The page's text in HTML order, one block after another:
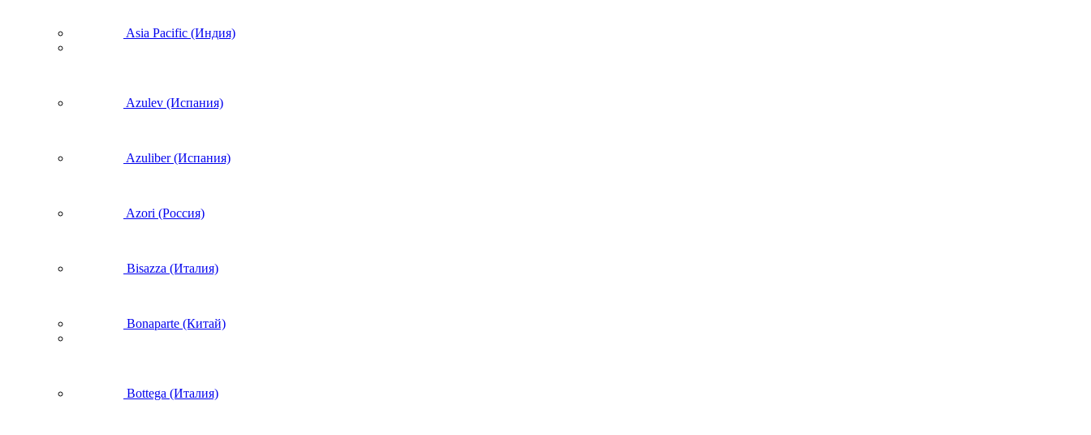
Asia Pacific (Индия)
Azulev (Испания)
Azuliber (Испания)
Azori (Россия)
Bisazza (Италия)
Bonaparte (Китай)
Bottega (Италия)